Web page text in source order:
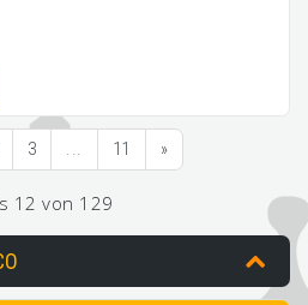
3 ... 11 »
12 von 129